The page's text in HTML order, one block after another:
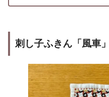
刺し子ふきん「風車」